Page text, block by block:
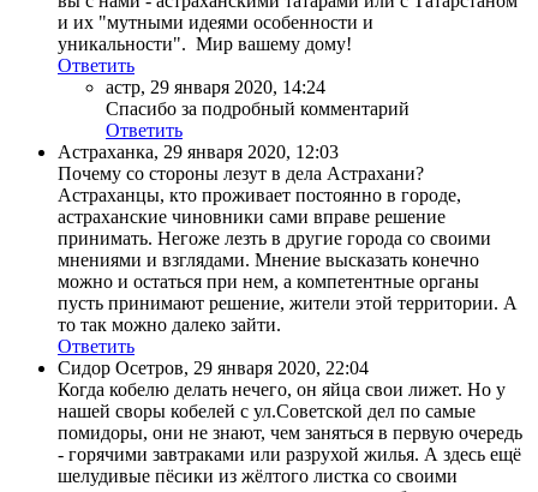
и их "мутными идеями особенности и
уникальности". Мир вашему дому!
Ответить
астр, 29 января 2020, 14:24
Спасибо за подробный комментарий
Ответить
Астраханка, 29 января 2020, 12:03
Почему со стороны лезут в дела Астрахани?
Астраханцы, кто проживает постоянно в городе,
астраханские чиновники сами вправе решение
принимать. Негоже лезть в другие города со своими
мнениями и взглядами. Мнение высказать конечно
можно и остаться при нем, а компетентные органы
пусть принимают решение, жители этой территории. А
то так можно далеко зайти.
Ответить
Сидор Осетров, 29 января 2020, 22:04
Когда кобелю делать нечего, он яйца свои лижет. Но у
нашей своры кобелей с ул.Советской дел по самые
помидоры, они не знают, чем заняться в первую очередь
- горячими завтраками или разрухой жилья. А здесь ещё
шелудивые пёсики из жёлтого листка со своими